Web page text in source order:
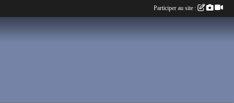
Participer au site :